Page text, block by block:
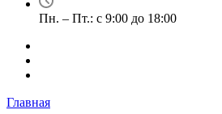
Пн. – Пт.: с 9:00 до 18:00
Главная